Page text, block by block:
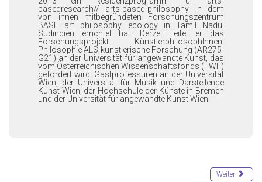
basedresearch// arts-based-philosophy in dem
von ihnen mitbegründeten Forschungszentrum
BASE art philosophy ecology in Tamil Nadu,
Südindien errichtet hat. Derzeit leitet er das
Forschungsprojekt KünstlerphilosophInnen.
Philosophie ALS künstlerische Forschung (AR275-
G21) an der Universität für angewandte Kunst, das
vom Österreichischen Wissenschaftsfonds (FWF)
gefördert wird. Gastprofessuren an der Universität
Wien, der Universität für Musik und Darstellende
Kunst Wien, der Hochschule der Künste in Bremen
und der Universität für angewandte Kunst Wien.
Weiter